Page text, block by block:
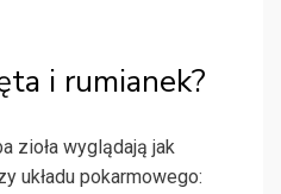
i rumianek?
zioła wyglądają jak
układu pokarmowego: